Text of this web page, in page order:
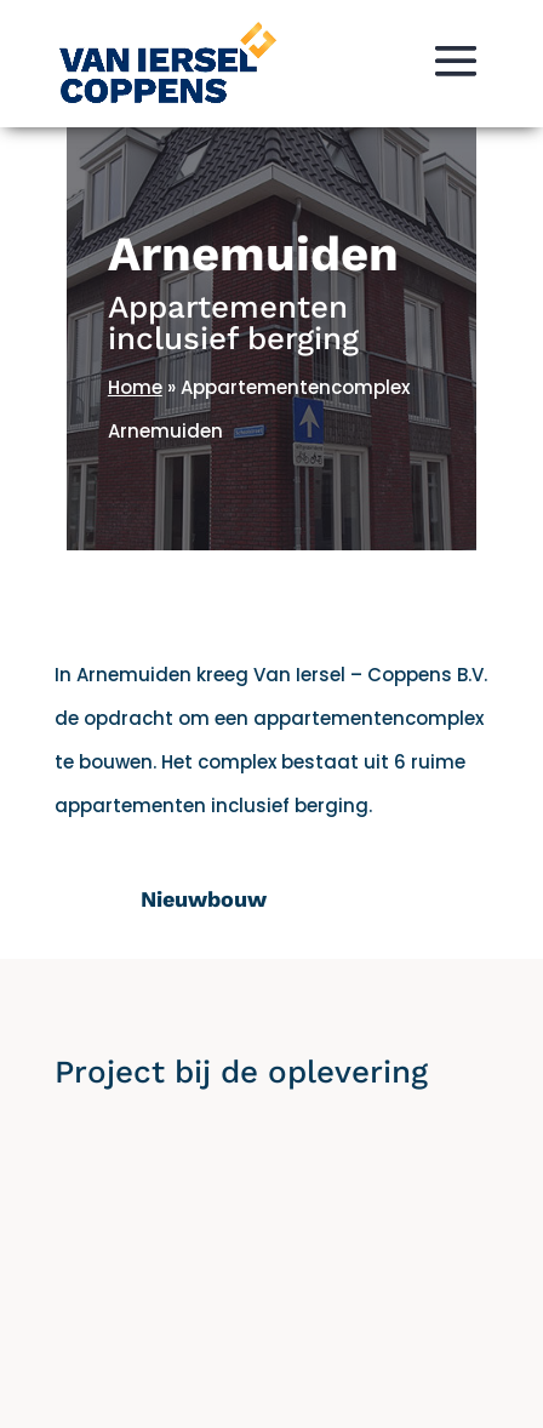
Arnemuiden
Appartementen
inclusief berging
Home»Appartementencomplex
Arnemuiden
In Arnemuiden kreeg Van Iersel – Coppens B.V.
de opdracht om een appartementencomplex
te bouwen. Het complex bestaat uit 6 ruime
appartementen inclusief berging.
Nieuwbouw
Project bij de oplevering